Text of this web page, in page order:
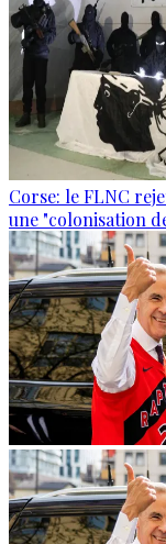
Corse: le FLNC
une "colonisation